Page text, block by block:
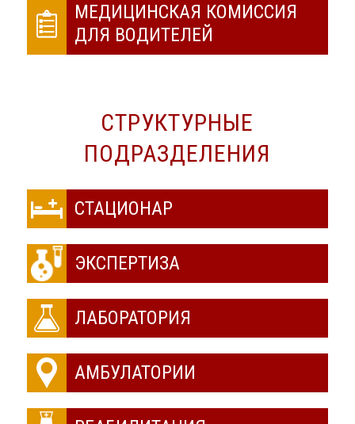
МЕДИЦИНСКАЯ КОМИССИЯ
ДЛЯ ВОДИТЕЛЕЙ
СТРУКТУРНЫЕ
ПОДРАЗДЕЛЕНИЯ
СТАЦИОНАР
ЭКСПЕРТИЗА
ЛАБОРАТОРИЯ
АМБУЛАТОРИИ